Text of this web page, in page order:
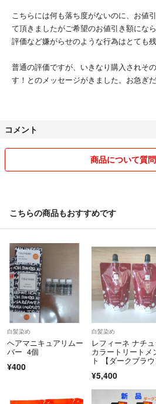
こちらには何も落ち度がないのに、お値
て頂きましたがご希望のお値引き額にな
評価など嫌がらせのような行為はとても残
普通の評価ですが、いきなり購入されそ
す！とのメッセージがきました。お急ぎ
をしている最中に数々色々と質問をされ
尋ねに対してきちんと説明もしておりま
りましたが一切返信無しで自己中な傲慢な
本来気になる事や質問があるのであれば
をつけたかったですがトラブルが嫌なの
たいと思います。
貴金属は家庭用の1ｇ表示の計りでの計
事ご了承願います。
あくまでも目安としてご参考願います。
お顔の見えないお取り引きですので気持
す。
期間内よりも早めに発送しております。
発送後の返品キャンセルはお断りしてま
コメント
商品について質
こちらの商品もおすすめです
白髪染め
ヘアマニキュアリムー
バー 4個
¥400
白髪染め
レフィーネ ナチ
カラートリートメ
ト 【ダークブラ
¥5,400